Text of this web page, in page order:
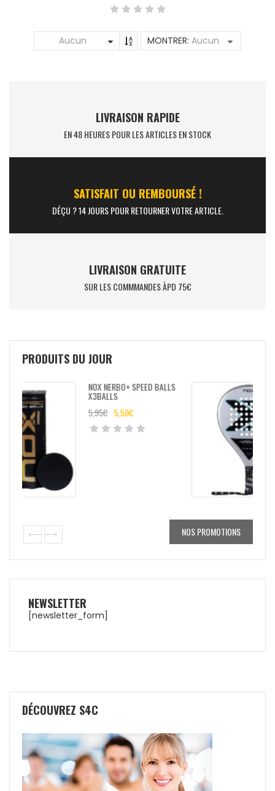
Aucun MONTRER: Aucun
LIVRAISON RAPIDE
EN 48 HEURES POUR LES ARTICLES EN STOCK
SATISFAIT OU REMBOURSÉ !
DÉÇU ? 14 JOURS POUR RETOURNER VOTRE ARTICLE.
LIVRAISON GRATUITE
SUR LES COMMMANDES ÀPD 75€
PRODUITS DU JOUR
NOX AT10 GENIUS ULTRALIGHT
NOS PROMOTIONS
NEWSLETTER
[newsletter_form]
DÉCOUVREZ S4C